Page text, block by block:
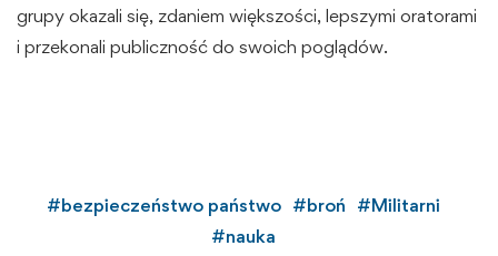
grupy okazali się, zdaniem większości, lepszymi oratorami
i przekonali publiczność do swoich poglądów.
#bezpieczeństwo państwo #broń #Militarni
#nauka